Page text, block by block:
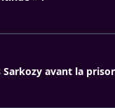
Sarkozy avant la